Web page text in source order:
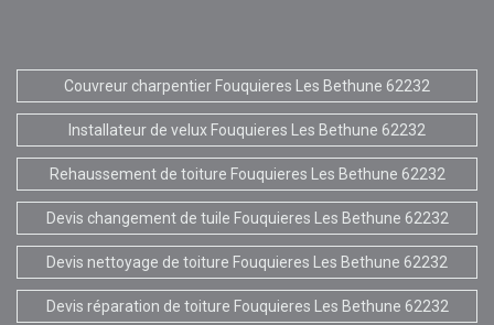
Couvreur charpentier Fouquieres Les Bethune 62232
Installateur de velux Fouquieres Les Bethune 62232
Rehaussement de toiture Fouquieres Les Bethune 62232
Devis changement de tuile Fouquieres Les Bethune 62232
Devis nettoyage de toiture Fouquieres Les Bethune 62232
Devis réparation de toiture Fouquieres Les Bethune 62232